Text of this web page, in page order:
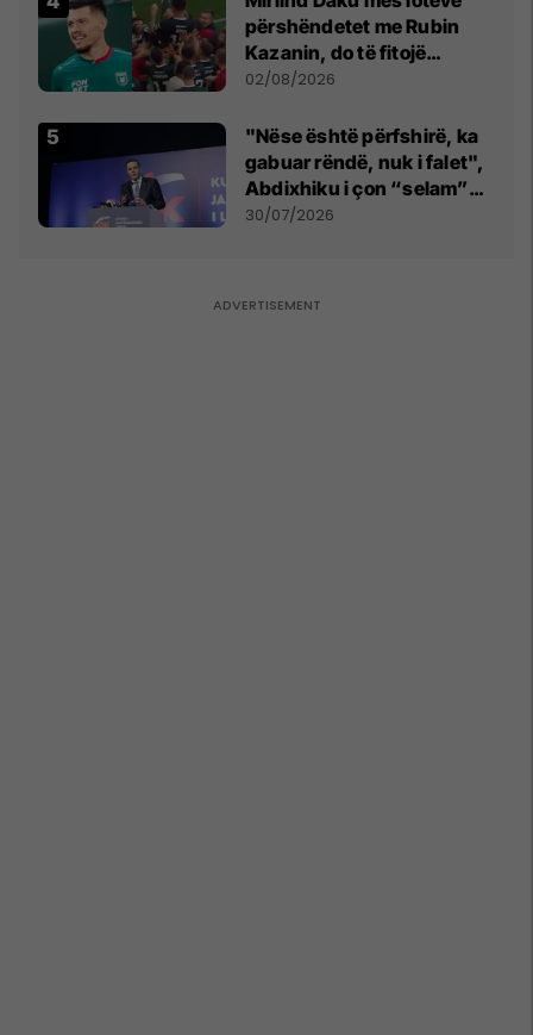
përshëndetet me Rubin
Kazanin, do të fitojë
miliona te Spartak Moska
02/08/2026
"Nëse është përfshirë, ka
gabuar rëndë, nuk i falet",
Abdixhiku i çon “selam”
Përparim Ramës
30/07/2026